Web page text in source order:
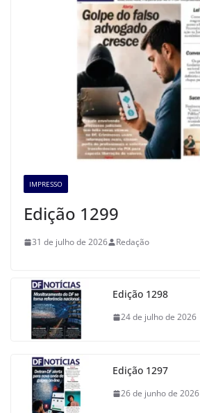
IMPRESSO
Edição 1299
31 de julho de 2026 Redação
Edição 1298
24 de julho de 2026
Edição 1297
26 de junho de 2026